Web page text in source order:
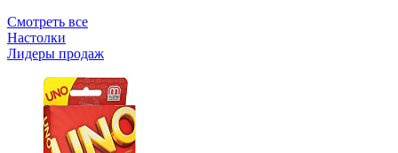
Смотреть все
Настолки
Лидеры продаж